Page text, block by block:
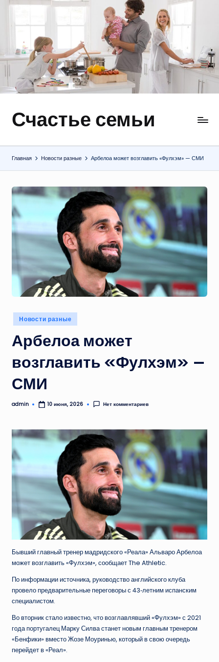
содержимому
Счастье семьи
Быт,
отношения
Главная Новости разные Арбелоа может возглавить «Фулхэм» — СМИ
Опубликовано
в
Новости разные
Арбелоа может
возглавить «Фулхэм» —
СМИ
Запись
admin 10 июня, 2026 Нет комментариев
Бывший главный тренер мадридского «Реала» Альваро Арбелоа
может возглавить «Фулхэм», сообщает The Athletic.
По информации источника, руководство английского клуба
провело предварительные переговоры с 43‑летним испанским
специалистом.
Во вторник стало известно, что возглавлявший «Фулхэм» с 2021
года португалец Марку Силва станет новым главным тренером
«Бенфики» вместо Жозе Моуринью, который в свою очередь
перейдет в «Реал».